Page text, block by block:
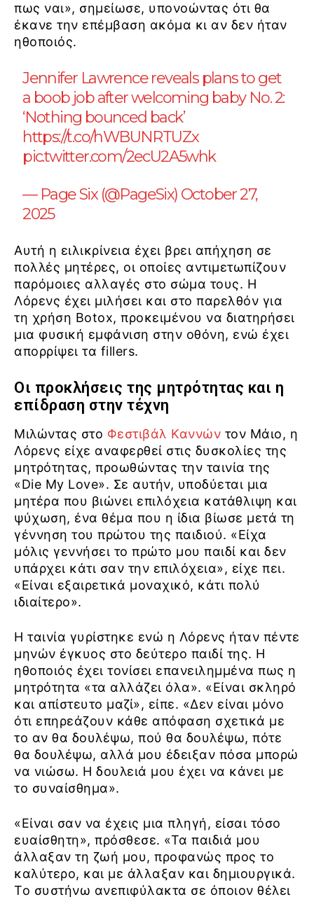
πως ναι», σημείωσε, υπονοώντας ότι θα
έκανε την επέμβαση ακόμα κι αν δεν ήταν
ηθοποιός.
Jennifer Lawrence reveals plans to get
a boob job after welcoming baby No. 2:
‘Nothing bounced back’
https://t.co/hWBUNRTUZx
pic.twitter.com/2ecU2A5whk
— Page Six (@PageSix) October 27,
2025
Αυτή η ειλικρίνεια έχει βρει απήχηση σε
πολλές μητέρες, οι οποίες αντιμετωπίζουν
παρόμοιες αλλαγές στο σώμα τους. Η
Λόρενς έχει μιλήσει και στο παρελθόν για
τη χρήση Botox, προκειμένου να διατηρήσει
μια φυσική εμφάνιση στην οθόνη, ενώ έχει
απορρίψει τα fillers.
Οι προκλήσεις της μητρότητας και η
επίδραση στην τέχνη
Μιλώντας στο Φεστιβάλ Καννών τον Μάιο, η
Λόρενς είχε αναφερθεί στις δυσκολίες της
μητρότητας, προωθώντας την ταινία της
«Die My Love». Σε αυτήν, υποδύεται μια
μητέρα που βιώνει επιλόχεια κατάθλιψη και
ψύχωση, ένα θέμα που η ίδια βίωσε μετά τη
γέννηση του πρώτου της παιδιού. «Είχα
μόλις γεννήσει το πρώτο μου παιδί και δεν
υπάρχει κάτι σαν την επιλόχεια», είχε πει.
«Είναι εξαιρετικά μοναχικό, κάτι πολύ
ιδιαίτερο».
Η ταινία γυρίστηκε ενώ η Λόρενς ήταν πέντε
μηνών έγκυος στο δεύτερο παιδί της. Η
ηθοποιός έχει τονίσει επανειλημμένα πως η
μητρότητα «τα αλλάζει όλα». «Είναι σκληρό
και απίστευτο μαζί», είπε. «Δεν είναι μόνο
ότι επηρεάζουν κάθε απόφαση σχετικά με
το αν θα δουλέψω, πού θα δουλέψω, πότε
θα δουλέψω, αλλά μου έδειξαν πόσα μπορώ
να νιώσω. Η δουλειά μου έχει να κάνει με
το συναίσθημα».
«Είναι σαν να έχεις μια πληγή, είσαι τόσο
ευαίσθητη», πρόσθεσε. «Τα παιδιά μου
άλλαξαν τη ζωή μου, προφανώς προς το
καλύτερο, και με άλλαξαν και δημιουργικά.
Το συστήνω ανεπιφύλακτα σε όποιον θέλει